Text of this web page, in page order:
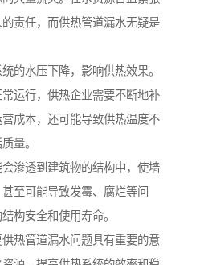
责任，而供热管道漏水无疑是
的水压下降，影响供热效果。
运行，供热企业需要不断地补
成本，还可能导致供热温度不
量。
渗透到建筑物的结构中，使墙
至可能导致发霉、腐烂等问
构安全和使用寿命。
热管道漏水问题具有重要的意